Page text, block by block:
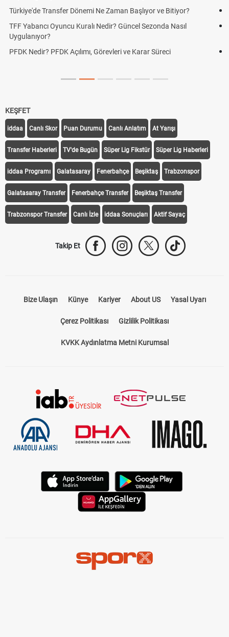
Başlıyor ve Bitiyor?
Sezonda Nasıl
ve Karar Süreci
Futbol Nasıl Oynanır? Temel Futbol
Deplasman Golü Kuralı Nedir?
DGS Sonuçları Ne Zaman
KEŞFET
iddaa Canlı Skor Puan Durumu Canlı Anlatım At Yarışı
Transfer Haberleri TV'de Bugün Süper Lig Fikstür Süper Lig Haberleri
iddaa Programı Galatasaray Fenerbahçe Beşiktaş Trabzonspor
Galatasaray Transfer Fenerbahçe Transfer Beşiktaş Transfer
Trabzonspor Transfer Canlı İzle iddaa Sonuçları Aktif Sayaç
Takip Et
Bize Ulaşın Künye Kariyer About US Yasal Uyarı
Çerez Politikası Gizlilik Politikası
KVKK Aydınlatma Metni Kurumsal